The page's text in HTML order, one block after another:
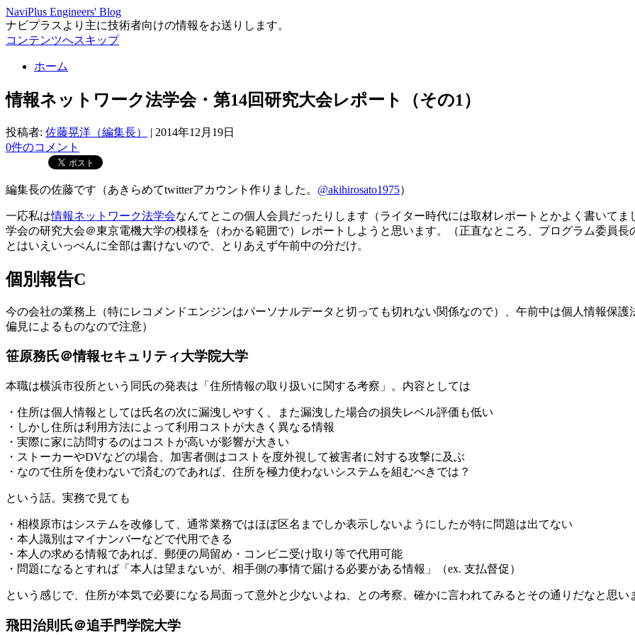
NaviPlus Engineers' Blog
ナビプラスより主に技術者向けの情報をお送りします。
コンテンツへスキップ
ホーム
情報ネットワーク法学会・第14回研究大会レポート（その1）
投稿者: 佐藤晃洋（編集長） | 2014年12月19日
0件のコメント
編集長の佐藤です（あきらめてtwitterアカウント作りました。 @akihirosato1975）
一応私は情報ネットワーク法学会なんてとこの個人会員だったりします（ライター時代には取材レポートとかよく書いて
学会の研究大会＠東京電機大学の模様を（わかる範囲で）レポートしようと思います。（正直なところ、プログラム委員
とはいえいっぺんに全部は書けないので、とりあえず午前中の分だけ。
個別報告C
今の会社の業務上（特にレコメンドエンジンはパーソナルデータと切っても切れない関係なので）、午前中は個人情報保
偏見によるものなので注意）
笹原務氏＠情報セキュリティ大学院大学
本職は横浜市役所という同氏の発表は「住所情報の取り扱いに関する考察」。内容としては
・住所は個人情報としては氏名の次に漏洩しやすく、また漏洩した場合の損失レベル評価も低い
・しかし住所は利用方法によって利用コストが大きく異なる情報
・実際に家に訪問するのはコストが高いが影響が大きい
・ストーカーやDVなどの場合、加害者側はコストを度外視して被害者に対する攻撃に及ぶ
・なので住所を使わないで済むのであれば、住所を極力使わないシステムを組むべきでは？
という話。実務で見ても
・相模原市はシステムを改修して、通常業務ではほぼ区名までしか表示しないようにしたが特に問題は出てない
・本人識別はマイナンバーなどで代用できる
・本人の求める情報であれば、郵便の局留め・コンビニ受け取り等で代用可能
・問題になるとすれば「本人は望まないが、相手側の事情で届ける必要がある情報」（ex. 支払督促）
という感じで、住所が本気で必要になる局面って意外と少ないよね、との考察。確かに言われてみるとその通りだなと思い
飛田治則氏＠追手門学院大学